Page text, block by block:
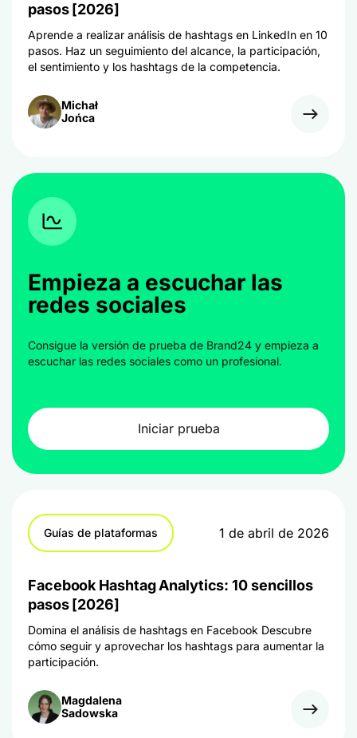
pasos [2026]
Aprende a realizar análisis de hashtags en LinkedIn en 10
pasos. Haz un seguimiento del alcance, la participación,
el sentimiento y los hashtags de la competencia.
Michał
Jońca
Empieza a escuchar las
redes sociales
Consigue la versión de prueba de Brand24 y empieza a
escuchar las redes sociales como un profesional.
Iniciar prueba
Guías de plataformas 1 de abril de 2026
Facebook Hashtag Analytics: 10 sencillos
pasos [2026]
Domina el análisis de hashtags en Facebook Descubre
cómo seguir y aprovechar los hashtags para aumentar la
participación.
Magdalena
Sadowska